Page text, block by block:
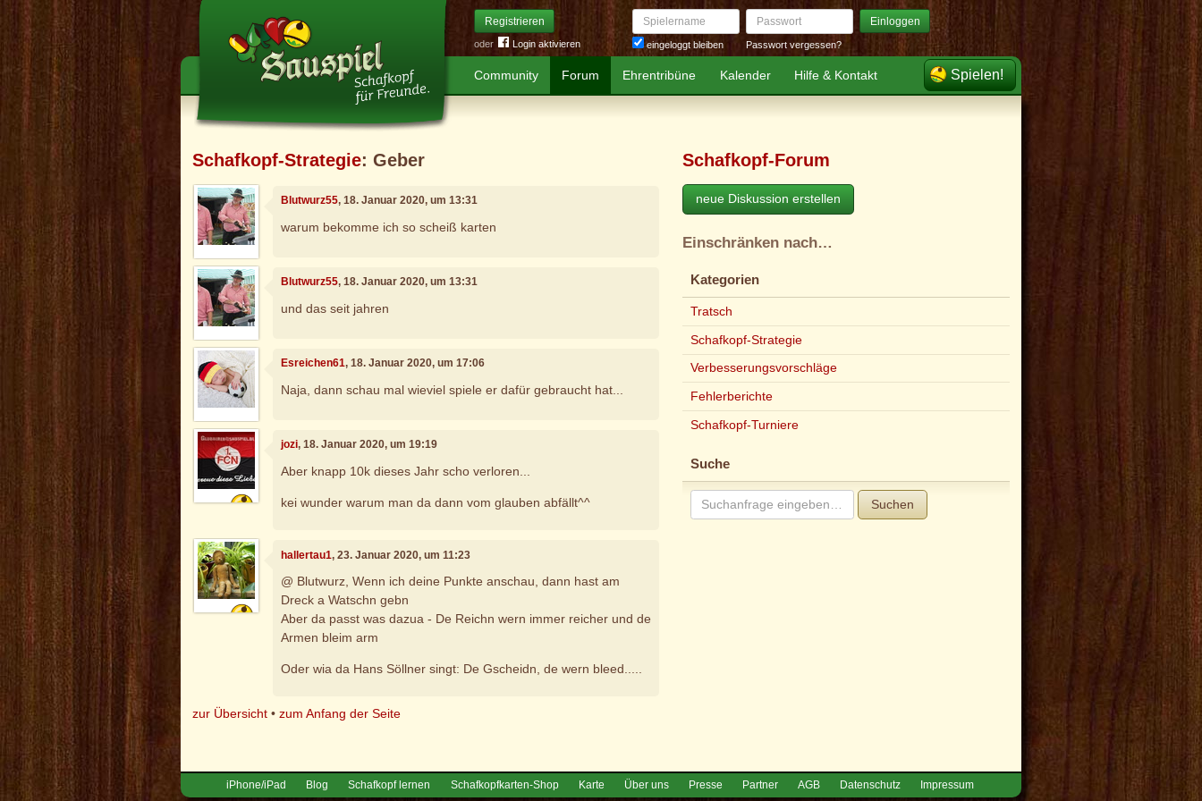
Registrieren
oder Login aktivieren
Spielername
eingeloggt bleiben
Passwort Einloggen
Passwort vergessen?
Community Forum Ehrentribüne Kalender Hilfe & Kontakt Spielen!
Schafkopf-Strategie: Geber
Blutwurz55, 18. Januar 2020, um 13:31
warum bekomme ich so scheiß karten
Blutwurz55, 18. Januar 2020, um 13:31
und das seit jahren
Esreichen61, 18. Januar 2020, um 17:06
Naja, dann schau mal wieviel spiele er dafür gebraucht hat...
jozi, 18. Januar 2020, um 19:19
Aber knapp 10k dieses Jahr scho verloren...
kei wunder warum man da dann vom glauben abfällt^^
hallertau1, 23. Januar 2020, um 11:23
@ Blutwurz, Wenn ich deine Punkte anschau, dann hast am
Dreck a Watschn gebn
Aber da passt was dazua - De Reichn wern immer reicher und de
Armen bleim arm
Oder wia da Hans Söllner singt: De Gscheidn, de wern bleed.....
zur Übersicht •zum Anfang der Seite
Schafkopf-Forum
neue Diskussion erstellen
Einschränken nach…
Kategorien
Tratsch
Schafkopf-Strategie
Verbesserungsvorschläge
Fehlerberichte
Schafkopf-Turniere
Suche
Suchen
iPhone/iPad Blog Schafkopf lernen Schafkopfkarten-Shop Karte Über uns Presse Partner AGB Datenschutz Impressum